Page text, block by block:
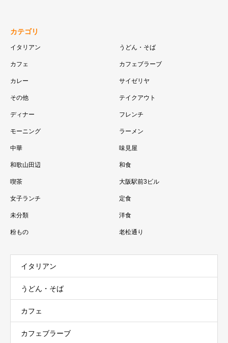
カテゴリ
イタリアン うどん・そば
カフェ カフェブラーブ
カレー サイゼリヤ
その他 テイクアウト
ディナー フレンチ
モーニング ラーメン
中華 味見屋
和歌山田辺 和食
喫茶 大阪駅前3ビル
女子ランチ 定食
未分類 洋食
粉もの 老松通り
イタリアン
うどん・そば
カフェ
カフェブラーブ